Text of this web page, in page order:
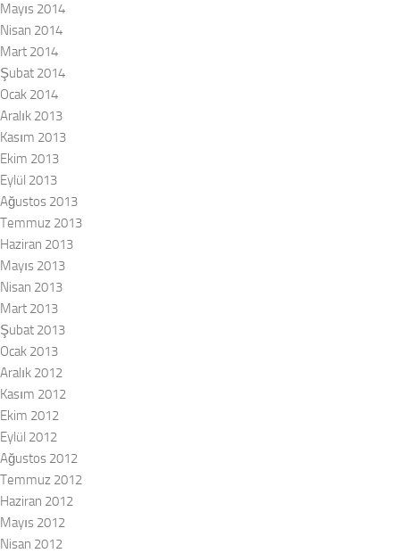
Mayıs 2014
Nisan 2014
Mart 2014
Şubat 2014
Ocak 2014
Aralık 2013
Kasım 2013
Ekim 2013
Eylül 2013
Ağustos 2013
Temmuz 2013
Haziran 2013
Mayıs 2013
Nisan 2013
Mart 2013
Şubat 2013
Ocak 2013
Aralık 2012
Kasım 2012
Ekim 2012
Eylül 2012
Ağustos 2012
Temmuz 2012
Haziran 2012
Mayıs 2012
Nisan 2012